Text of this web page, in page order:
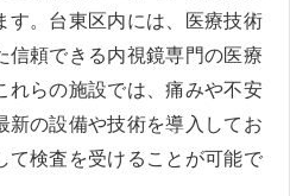
す。台東区内には、医療技術
信頼できる内視鏡専門の医療
れらの施設では、痛みや不安
新の設備や技術を導入してお
て検査を受けることが可能で